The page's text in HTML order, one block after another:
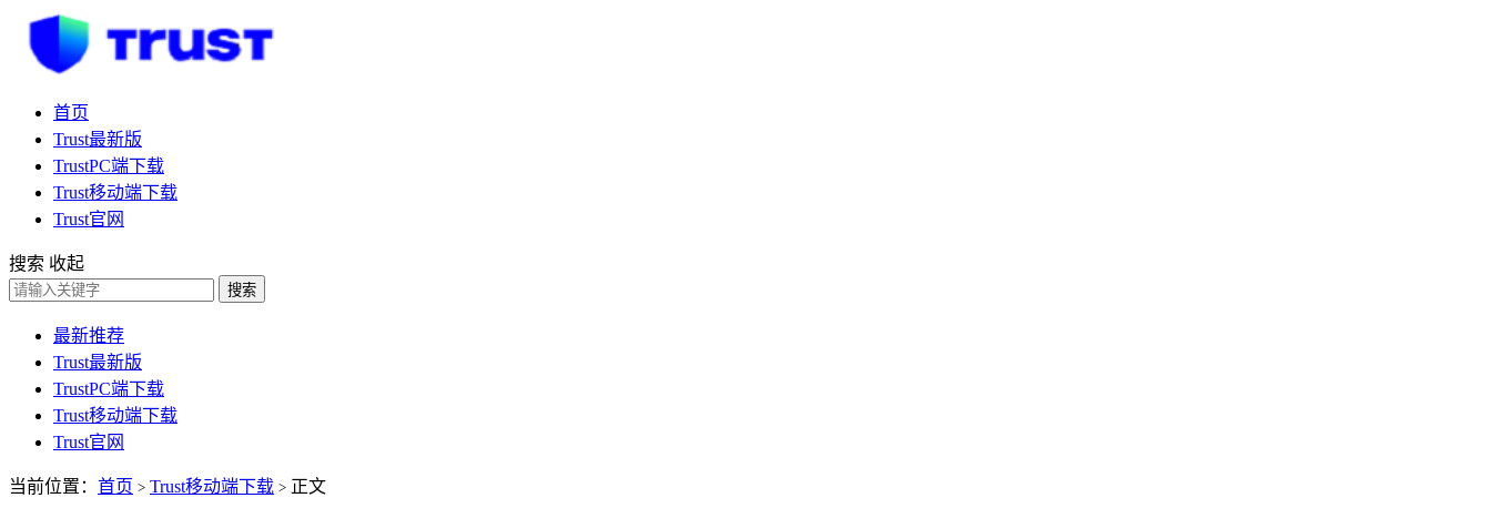
首页
Trust最新版
TrustPC端下载
Trust移动端下载
Trust官网
搜索 收起
搜索
最新推荐
Trust最新版
TrustPC端下载
Trust移动端下载
Trust官网
当前位置： 首页 > Trust移动端下载 > 正文